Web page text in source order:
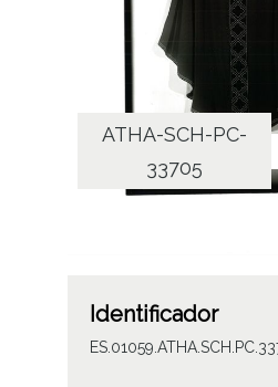
ATHA-SCH-PC-
33705
Identificador